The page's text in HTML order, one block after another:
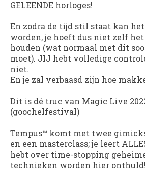
GELEENDE horloges!
En zodra de tijd stil staat kan
worden, je hoeft dus niet zelf
houden (wat normaal met dit
moet). JIJ hebt volledige
niet.
En je zal verbaasd zijn hoe
Dit is dé truc van Magic Live
(goochelfestival)
Tempus™ komt met twee
en een masterclass; je leert
hebt over time-stopping
technieken worden hier onthuld!